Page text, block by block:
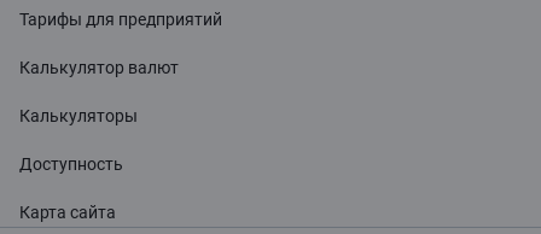
Тарифы для предприятий
Калькулятор валют
Калькуляторы
Доступность
Карта сайта